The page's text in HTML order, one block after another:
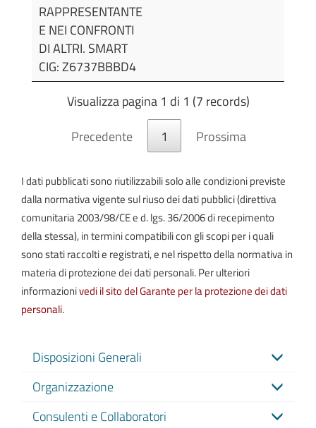
RAPPRESENTANTE
E NEI CONFRONTI
DI ALTRI. SMART
CIG: Z6737BBBD4
Visualizza pagina 1 di 1 (7 records)
Precedente
1 Prossima
I dati pubblicati sono riutilizzabili solo alle condizioni previste
dalla normativa vigente sul riuso dei dati pubblici (direttiva
comunitaria 2003/98/CE e d. lgs. 36/2006 di recepimento
della stessa), in termini compatibili con gli scopi per i quali
sono stati raccolti e registrati, e nel rispetto della normativa in
materia di protezione dei dati personali. Per ulteriori
informazionivedi il sito del Garante per la protezione dei dati
personali.
Disposizioni Generali
Organizzazione
Consulenti e Collaboratori